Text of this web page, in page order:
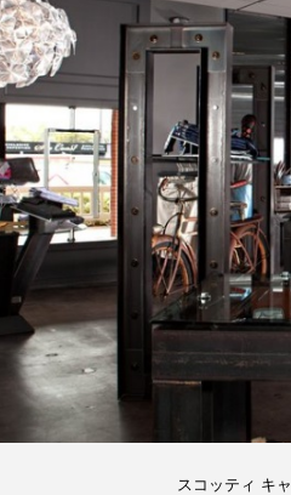
スコッティ キ